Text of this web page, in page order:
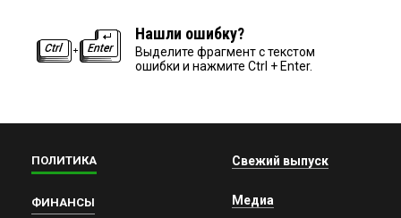
Нашли ошибку?
Выделите фрагмент с текстом
ошибки и нажмите Ctrl + Enter.
ПОЛИТИКА
ФИНАНСЫ
Свежий выпуск
Медиа